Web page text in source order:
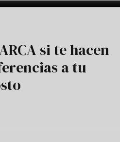
si te hacen
a tu